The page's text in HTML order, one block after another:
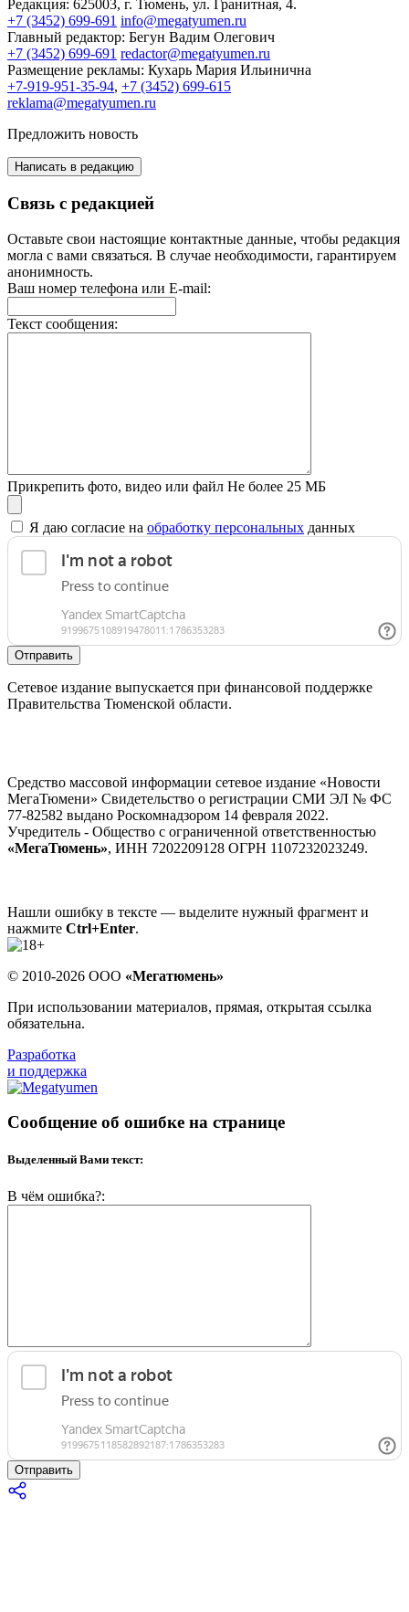
Редакция: 625003, г. Тюмень, ул. Гранитная, 4.
+7 (3452) 699-691 info@megatyumen.ru
Главный редактор: Бегун Вадим Олегович
+7 (3452) 699-691 redactor@megatyumen.ru
Размещение рекламы: Кухарь Мария Ильинична
+7-919-951-35-94, +7 (3452) 699-615
reklama@megatyumen.ru
Предложить новость
Написать в редакцию
Связь с редакцией
Оставьте свои настоящие контактные данные, чтобы редакция
могла с вами связаться. В случае необходимости, гарантируем
анонимность.
Ваш номер телефона или E-mail:
Текст сообщения:
Прикрепить фото, видео или файл Не более 25 МБ
Я даю согласие на обработку персональных данных
Отправить
Сетевое издание выпускается при финансовой поддержке
Правительства Тюменской области.
Средство массовой информации сетевое издание «Новости
МегаТюмени» Свидетельство о регистрации СМИ ЭЛ № ФС
77-82582 выдано Роскомнадзором 14 февраля 2022.
Учредитель - Общество с ограниченной ответственностью
«МегаТюмень», ИНН 7202209128 ОГРН 1107232023249.
Нашли ошибку в тексте — выделите нужный фрагмент и
нажмите Ctrl+Enter.
© 2010-2026 ООО «Мегатюмень»
При использовании материалов, прямая, открытая ссылка
обязательна.
Разработка
и поддержка
Сообщение об ошибке на странице
Выделенный Вами текст:
В чём ошибка?:
Отправить